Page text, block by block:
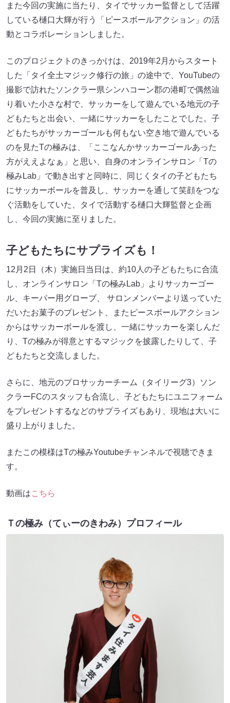
また今回の実施に当たり、タイでサッカー監督として活躍
している樋口大輝が行う「ピースボールアクション」の活
動とコラボレーションしました。
このプロジェクトのきっかけは、2019年2月からスタート
した「タイ全土マジック修行の旅」の途中で、YouTubeの
撮影で訪れたソンクラー県シンハコーン郡の港町で偶然辿
り着いた小さな村で、サッカーをして遊んでいる地元の子
どもたちと出会い、一緒にサッカーをしたことでした。子
どもたちがサッカーゴールも何もない空き地で遊んでいる
のを見たTの極みは、「ここなんかサッカーゴールあった
方がええよなぁ」と思い、自身のオンラインサロン「Tの
極みLab」で動き出すと同時に、同じくタイの子どもたち
にサッカーボールを普及し、サッカーを通して笑顔をつな
ぐ活動をしていた、タイで活動する樋口大輝監督と企画
し、今回の実施に至りました。
子どもたちにサプライズも！
12月2日（木）実施日当日は、約10人の子どもたちに合流
し、オンラインサロン「Tの極みLab」よりサッカーゴー
ル、キーパー用グローブ、 サロンメンバーより送っていた
だいたお菓子のプレゼント、またピースボールアクション
からはサッカーボールを渡し、一緒にサッカーを楽しんだ
り、Tの極みが得意とするマジックを披露したりして、子
どもたちと交流しました。
さらに、地元のプロサッカーチーム（タイリーグ3）ソン
クラーFCのスタッフも合流し、子どもたちにユニフォーム
をプレゼントするなどのサプライズもあり、現地は大いに
盛り上がりました。
またこの模様はTの極みYoutubeチャンネルで視聴できま
す。
動画はこちら
Ｔの極み（てぃーのきわみ）プロフィール